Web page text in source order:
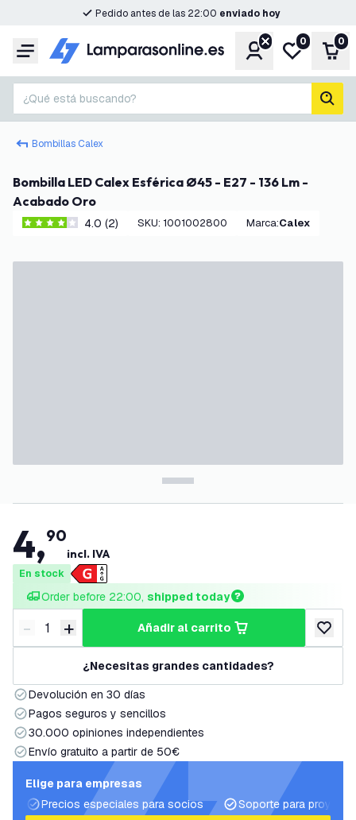
Pedido antes de las 22:00 enviado hoy
Menú CuentaMi lista de
0 0
¿Qué está buscando?
Bombillas Calex
Bombilla LED Calex Esférica Ø45 - E27 - 136 Lm -
Acabado Oro
4 estrellas de puntuación
4.0 (2) SKU: 1001002800 Marca: Calex
4,90
incl. IVA
En stock
Order before 22:00, shipped today
Disminuir cantidad
- Aumentar cantidad
+ añadir al carrito
añadir
¿Necesitas grandes cantidades?
Devolución en 30 días
Pagos seguros y sencillos
30.000 opiniones independientes
Envío gratuito a partir de 50€
Elige para empresas
Precios especiales para socios
Soporte para